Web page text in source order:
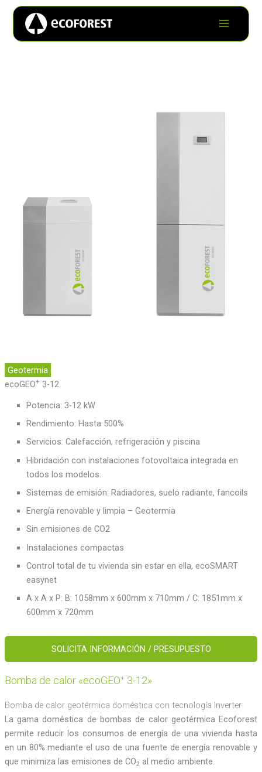
Bomba de calor «ecoGEO+3-12»
Bomba de calor geotérmica doméstica con tecnología Inverter
La gama doméstica de bombas de calor geotérmica Ecoforest
permite reducir los consumos de energía de una vivienda hasta
en un 80% mediante el uso de una fuente de energía renovable y
que minimiza las emisiones de CO2 al medio ambiente.
Geotermia
ecoGEO+ 3-12
Potencia: 3-12 kW
Rendimiento: Hasta 500%
Servicios: Calefacción, refrigeración y piscina
Hibridación con instalaciones fotovoltaica integrada en
todos los modelos.
Sistemas de emisión: Radiadores, suelo radiante, fancoils
Energía renovable y limpia – Geotermia
Sin emisiones de CO2
Instalaciones compactas
Control total de tu vivienda sin estar en ella, ecoSMART
easynet
A x A x P: B: 1058mm x 600mm x 710mm / C: 1851mm x
600mm x 720mm
SOLICITA INFORMACIÓN / PRESUPUESTO